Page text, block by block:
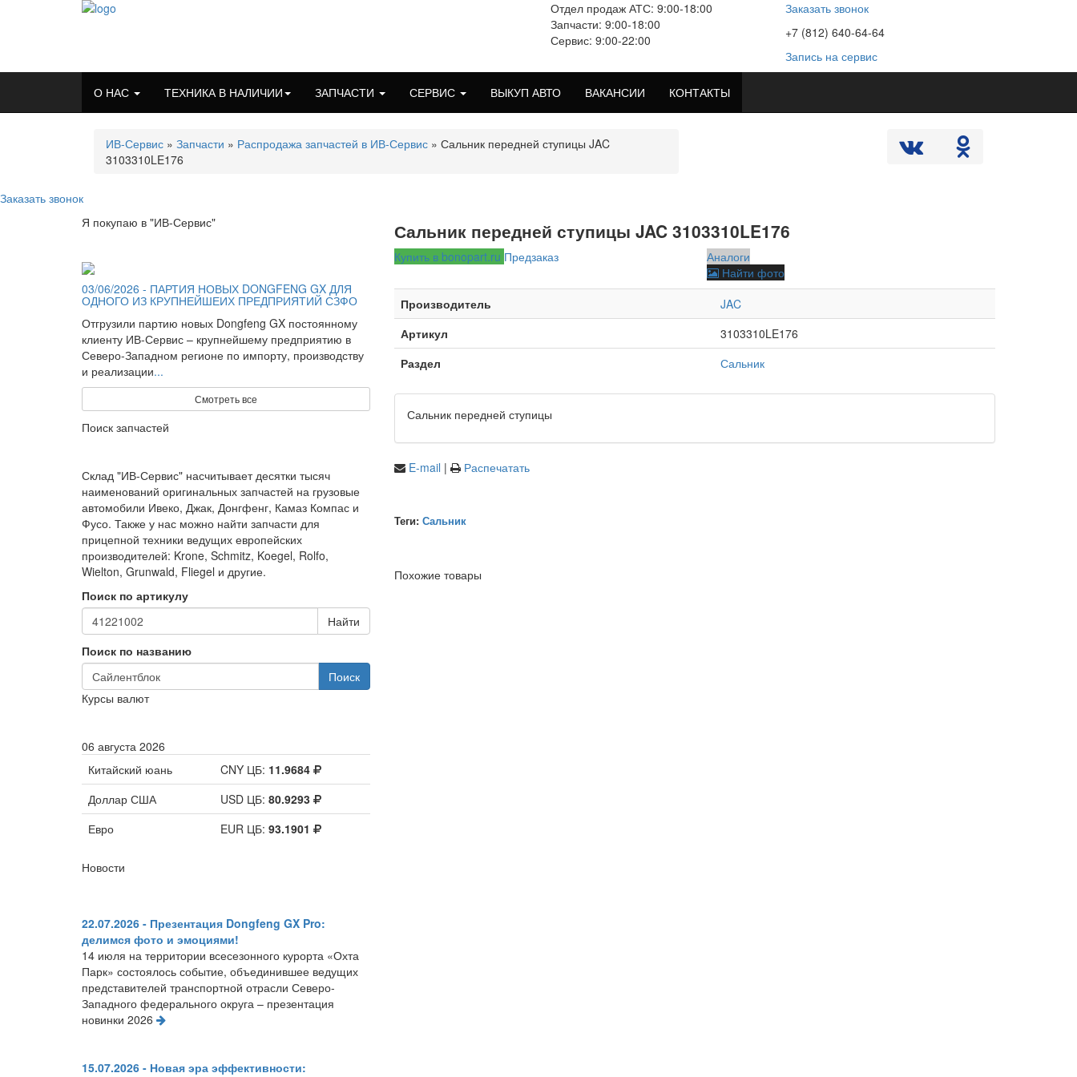
Отдел продаж АТС: 9:00-18:00
Запчасти: 9:00-18:00
Сервис: 9:00-22:00
Заказать звонок
+7 (812) 640-64-64
Запись на сервис
О НАС ТЕХНИКА В НАЛИЧИИ ЗАПЧАСТИ СЕРВИС ВЫКУП АВТО ВАКАНСИИ КОНТАКТЫ
ИВ-Сервис » Запчасти » Распродажа запчастей в ИВ-Сервис » Сальник передней ступицы JAC
3103310LE176
Заказать звонок
Сальник передней ступицы JAC 3103310LE176
Купить в bonopart.ru Предзаказ
Аналоги
Найти фото
Производитель
JAC
Артикул
3103310LE176
Раздел
Сальник
Сальник передней ступицы
E-mail | Распечатать
Теги: Сальник
Похожие товары
Я покупаю в "ИВ-Сервис"
03/06/2026 - ПАРТИЯ НОВЫХ DONGFENG GX ДЛЯ
ОДНОГО ИЗ КРУПНЕЙШЕИХ ПРЕДПРИЯТИЙ СЗФО
Отгрузили партию новых Dongfeng GX постоянному
клиенту ИВ-Сервис – крупнейшему предприятию в
Северо-Западном регионе по импорту, производству
и реализации...
Смотреть все
Поиск запчастей
Склад "ИВ-Сервис" насчитывает десятки тысяч
наименований оригинальных запчастей на грузовые
автомобили Ивеко, Джак, Донгфенг, Камаз Компас и
Фусо. Также у нас можно найти запчасти для
прицепной техники ведущих европейских
производителей: Krone, Schmitz, Koegel, Rolfo,
Wielton, Grunwald, Fliegel и другие.
Поиск по артикулу
Найти
Поиск по названию
Поиск
Курсы валют
06 августа 2026
Китайский юань
CNY ЦБ: 11.9684
Доллар США
USD ЦБ: 80.9293
Евро
EUR ЦБ: 93.1901
Новости
22.07.2026 - Презентация Dongfeng GX Pro:
делимся фото и эмоциями!
14 июля на территории всесезонного курорта «Охта
Парк» состоялось событие, объединившее ведущих
представителей транспортной отрасли Северо-
Западного федерального округа – презентация
новинки 2026
15.07.2026 - Новая эра эффективности: